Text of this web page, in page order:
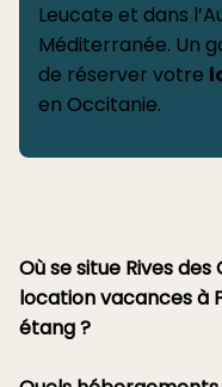
Leucate et dans
Méditerranée. Un
de réserver votre
en Occitanie.
Où se situe Rives
location vacances à
étang ?